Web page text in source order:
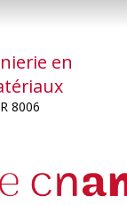
en
8006